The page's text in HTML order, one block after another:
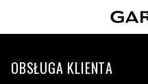
OBSŁUGA KLIENTA